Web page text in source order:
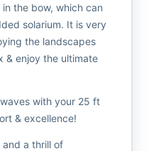
the bow, which can
solarium. It is very
the landscapes
& enjoy the ultimate
with your 25 ft
& excellence!
and a thrill of